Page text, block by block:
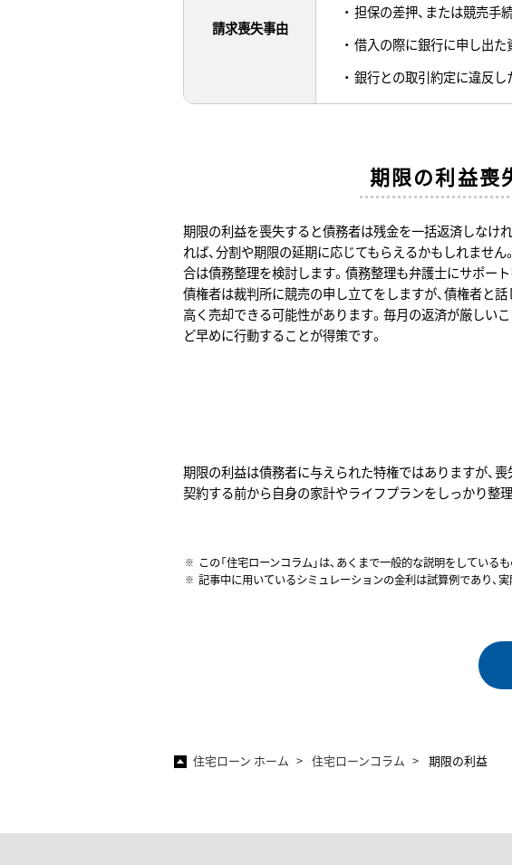
請求喪失事由
担保の差押、または競売手
借入の際に銀行に申し出
銀行との取引約定に違反
期限の利益喪
期限の利益を喪失すると債務者は残金を一括返済しなけ
れば、分割や期限の延期に応じてもらえるかもしれませ
合は債務整理を検討します。債務整理も弁護士にサポー
債権者は裁判所に競売の申し立てをしますが、債権者と
高く売却できる可能性があります。毎月の返済が厳しい
ど早めに行動することが得策です。
期限の利益は債務者に与えられた特権ではありますが、
契約する前から自身の家計やライフプランをしっかり整
この「住宅ローンコラム」は、あくまで一般的な説明をしている
記事中に用いているシミュレーションの金利は試算例であり、実
住宅ローン ホーム 住宅ローンコラム 期限の利益